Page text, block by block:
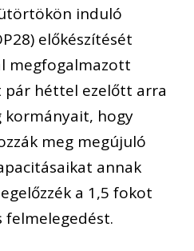
induló
előkészítését
megfogalmazott
pár héttel ezelőtt arra
hogy
meg megújuló
annak
a 1,5 fokot
felmelegedést.